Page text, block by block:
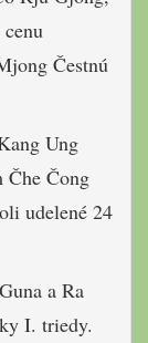
Čestnú
Ung
Čong
udelené 24
a Ra
I. triedy.